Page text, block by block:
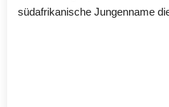
südafrikanische Jungenname